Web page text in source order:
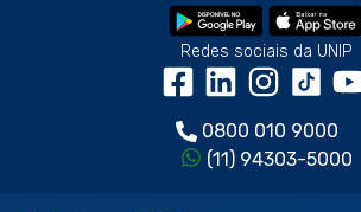
Redes sociais da UNIP
0800 010 9000
(11) 94303-5000